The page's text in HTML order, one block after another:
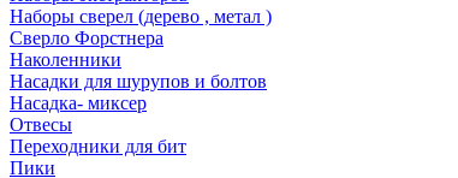
Наборы сверел (дерево , метал )
Сверло Форстнера
Наколенники
Насадки для шурупов и болтов
Насадка- миксер
Отвесы
Переходники для бит
Пики